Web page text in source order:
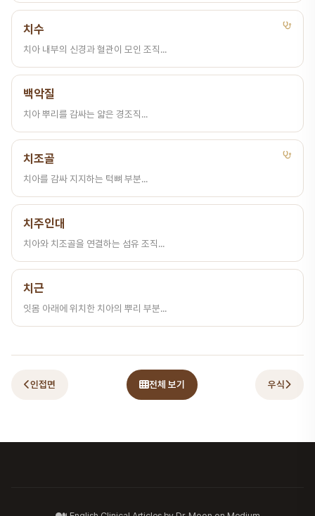
치수
치아 내부의 신경과 혈관이 모인 조직...
백악질
치아 뿌리를 감싸는 얇은 경조직...
치조골
치아를 감싸 지지하는 턱뼈 부분...
치주인대
치아와 치조골을 연결하는 섬유 조직...
치근
잇몸 아래에 위치한 치아의 뿌리 부분...
인접면 전체 보기 우식